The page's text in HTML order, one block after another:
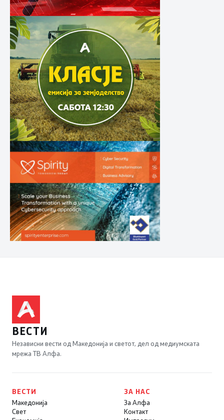
ВЕСТИ
Независни вести од Македонија и светот, дел од медиумската
мрежа ТВ Алфа.
ВЕСТИ
Македонија
Свет
ЗА НАС
За Алфа
Контакт